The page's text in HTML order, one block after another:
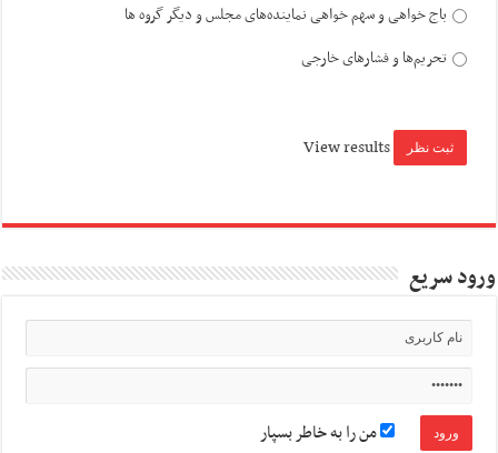
باج خواهی و سهم خواهی نماینده‌های مجلس و دیگر گروه ها
تحریم‌ها و فشارهای خارجی
View results
ورود سریع
من را به خاطر بسپار